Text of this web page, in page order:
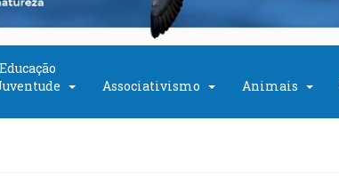
Educação
Associativismo Animais